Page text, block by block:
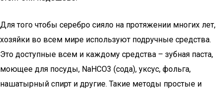
Для того чтобы серебро сияло на протяжении многих лет,
хозяйки во всем мире используют подручные средства.
Это доступные всем и каждому средства – зубная паста,
моющее для посуды, NaНCO3 (сода), уксус, фольга,
нашатырный спирт и другие. Такие методы простые и